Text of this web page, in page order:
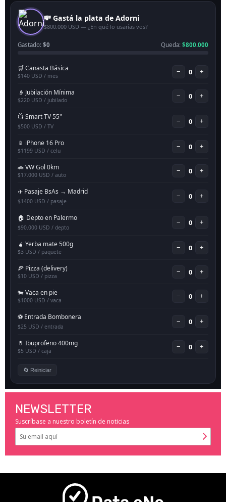
NEWSLETTER
Suscríbase a nuestro boletín de noticias